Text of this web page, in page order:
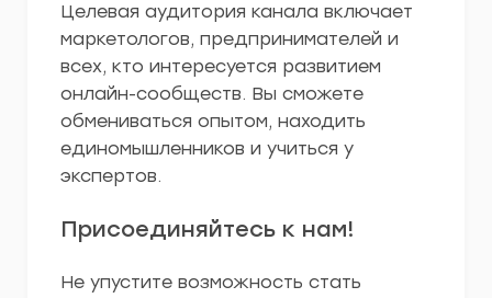
Целевая аудитория канала включает
маркетологов, предпринимателей и
всех, кто интересуется развитием
онлайн-сообществ. Вы сможете
обмениваться опытом, находить
единомышленников и учиться у
экспертов.
Присоединяйтесь к нам!
Не упустите возможность стать